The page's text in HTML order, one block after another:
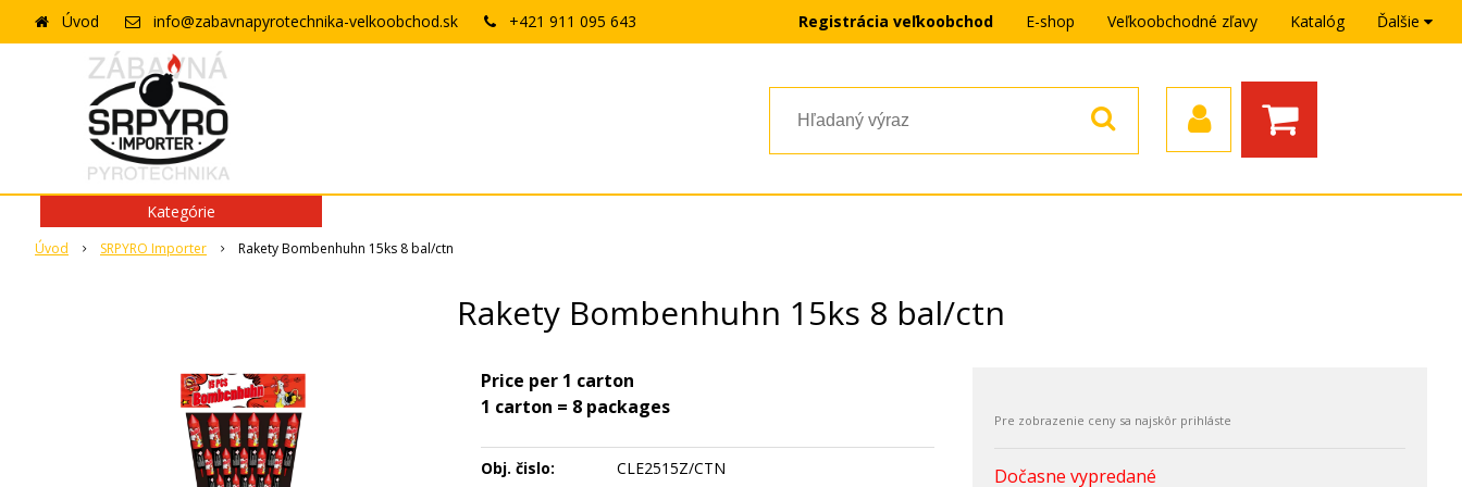
Úvod info@zabavnapyrotechnika-velkoobchod.sk +421 911 095 643 Registrácia veľkoobchod E-shop Veľkoobchodné zľavy Katalóg Ďalšie
Úvod SRPYRO Importer Rakety Bombenhuhn 15ks 8 bal/ctn
Rakety Bombenhuhn 15ks 8 bal/ctn
Dočasne vypredané
Price per 1 carton
1 carton = 8 packages
Obj. čislo: CLE2515Z/CTN
Kategórie